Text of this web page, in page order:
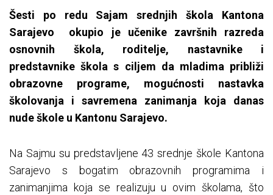
Šesti po redu Sajam srednjih škola Kantona
Sarajevo okupio je učenike završnih razreda
osnovnih škola, roditelje, nastavnike i
predstavnike škola s ciljem da mladima približi
obrazovne programe, mogućnosti nastavka
školovanja i savremena zanimanja koja danas
nude škole u Kantonu Sarajevo.
Na Sajmu su predstavljene 43 srednje škole Kantona
Sarajevo s bogatim obrazovnih programima i
zanimanjima koja se realizuju u ovim školama, što